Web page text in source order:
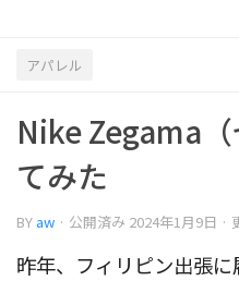
アパレル
Nike Zegama
てみた
BY aw · 公開済み 2024年1月9日 ·
昨年、フィリピン出張